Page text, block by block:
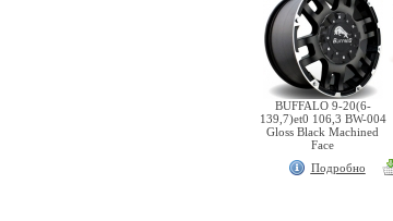
BUFFALO 9-20(6-
139,7)et0 106,3 BW-004
Gloss Black Machined
Face
Подробно